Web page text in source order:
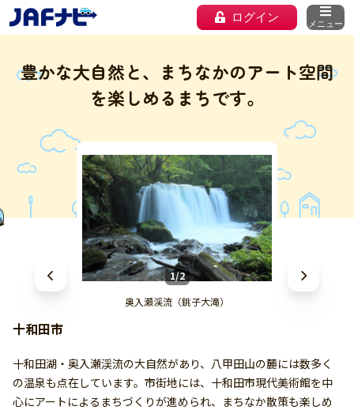
ログイン メニュー
豊かな大自然と、まちなかのアート空間
を楽しめるまちです。
1/2
奥入瀬渓流（銚子大滝）
十和田市
十和田湖・奥入瀬渓流の大自然があり、八甲田山の麓には数多く
の温泉も点在しています。市街地には、十和田市現代美術館を中
心にアートによるまちづくりが進められ、まちなか散策も楽しめ